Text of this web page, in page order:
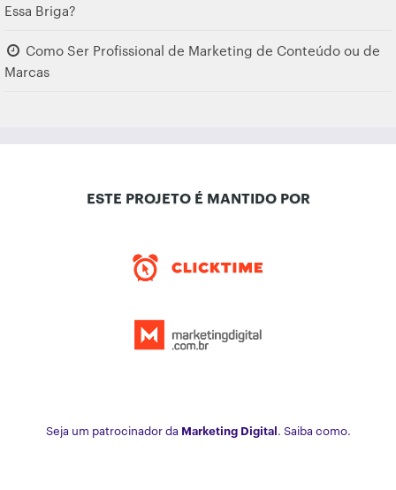
Essa Briga?
Como Ser Profissional de Marketing de Conteúdo ou de
Marcas
ESTE PROJETO É MANTIDO POR
Seja um patrocinador da Marketing Digital. Saiba como.